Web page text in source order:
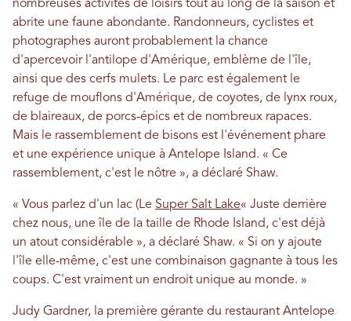
nombreuses activités de loisirs tout au long de la saison et
abrite une faune abondante. Randonneurs, cyclistes et
photographes auront probablement la chance
d'apercevoir l'antilope d'Amérique, emblème de l'île,
ainsi que des cerfs mulets. Le parc est également le
refuge de mouflons d'Amérique, de coyotes, de lynx roux,
de blaireaux, de porcs-épics et de nombreux rapaces.
Mais le rassemblement de bisons est l'événement phare
et une expérience unique à Antelope Island. « Ce
rassemblement, c'est le nôtre », a déclaré Shaw.
« Vous parlez d'un lac (Le Super Salt Lake« Juste derrière
chez nous, une île de la taille de Rhode Island, c'est déjà
un atout considérable », a déclaré Shaw. « Si on y ajoute
l'île elle-même, c'est une combinaison gagnante à tous les
coups. C'est vraiment un endroit unique au monde. »
Judy Gardner, la première gérante du restaurant Antelope